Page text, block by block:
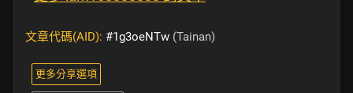
文章代碼(AID): #1g3oeNTw (Tainan)
更多分享選項